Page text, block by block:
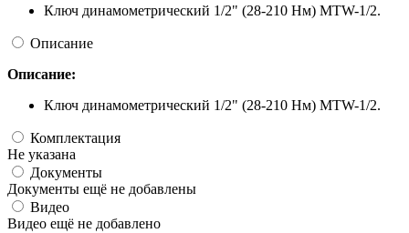
Ключ динамометрический 1/2" (28-210 Нм) MTW-1/2.
Описание
Описание:
Ключ динамометрический 1/2" (28-210 Нм) MTW-1/2.
Комплектация
Не указана
Документы
Документы ещё не добавлены
Видео
Видео ещё не добавлено